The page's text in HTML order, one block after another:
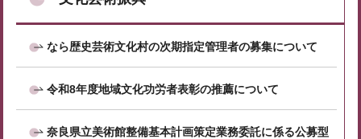
なら歴史芸術文化村の次期指定管理者の募集について
令和8年度地域文化功労者表彰の推薦について
奈良県立美術館整備基本計画策定業務委託に係る公募型